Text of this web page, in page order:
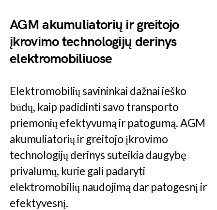
AGM akumuliatorių ir greitojo
įkrovimo technologijų derinys
elektromobiliuose
Elektromobilių savininkai dažnai ieško
būdų, kaip padidinti savo transporto
priemonių efektyvumą ir patogumą. AGM
akumuliatorių ir greitojo įkrovimo
technologijų derinys suteikia daugybę
privalumų, kurie gali padaryti
elektromobilių naudojimą dar patogesnį ir
efektyvesnį.